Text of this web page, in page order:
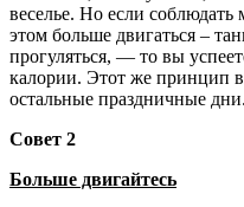
веселье. Но если
этом больше двигаться –
прогуляться, — то вы
калории. Этот же принцип
остальные праздничные дни.
Совет 2
Больше двигайтесь